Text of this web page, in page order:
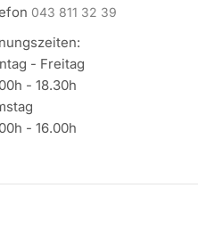
043 811 32 39
- Freitag
- 18.30h
- 16.00h